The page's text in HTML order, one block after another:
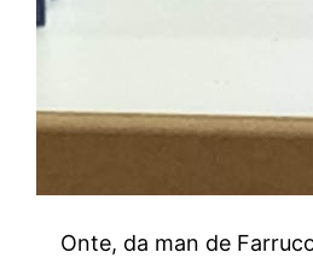
Onte, da man de